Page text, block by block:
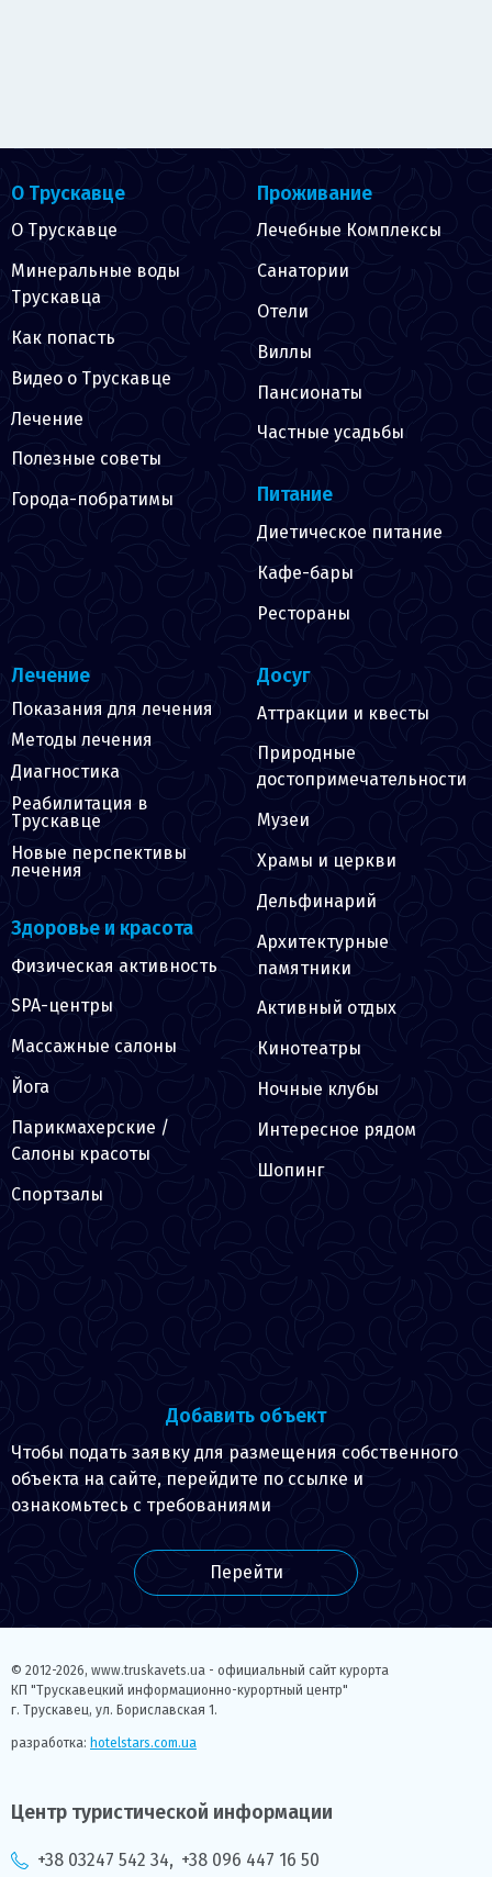
О Трускавце
О Трускавце
Минеральные воды
Трускавца
Как попасть
Видео о Трускавце
Лечение
Полезные советы
Города-побратимы
Проживание
Лечебные Комплексы
Санатории
Отели
Виллы
Пансионаты
Частные усадьбы
Питание
Диетическое питание
Кафе-бары
Рестораны
Лечение
Показания для лечения
Методы лечения
Диагностика
Реабилитация в
Трускавце
Новые перспективы
лечения
Здоровье и красота
Физическая активность
SPA-центры
Массажные салоны
Йога
Парикмахерские /
Салоны красоты
Спортзалы
Досуг
Аттракции и квесты
Природные
достопримечательности
Музеи
Храмы и церкви
Дельфинарий
Архитектурные
памятники
Активный отдых
Кинотеатры
Ночные клубы
Интересное рядом
Шопинг
Добавить объект
Чтобы подать заявку для размещения собственного
объекта на сайте, перейдите по ссылке и
ознакомьтесь с требованиями
Перейти
© 2012-2026, www.truskavets.ua - официальный сайт курорта
КП "Трускавецкий информационно-курортный центр"
г. Трускавец, ул. Бориславская 1.
разработка: hotelstars.com.ua
Центр туристической информации
+38 03247 542 34, +38 096 447 16 50